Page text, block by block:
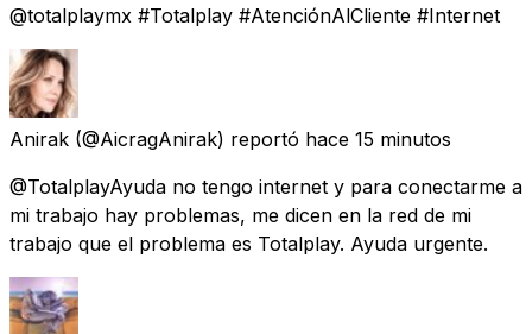
@totalplaymx #Totalplay #AtenciónAlCliente #Internet
Anirak (@AicragAnirak) reportó hace 15 minutos
@TotalplayAyuda no tengo internet y para conectarme a
mi trabajo hay problemas, me dicen en la red de mi
trabajo que el problema es Totalplay. Ayuda urgente.